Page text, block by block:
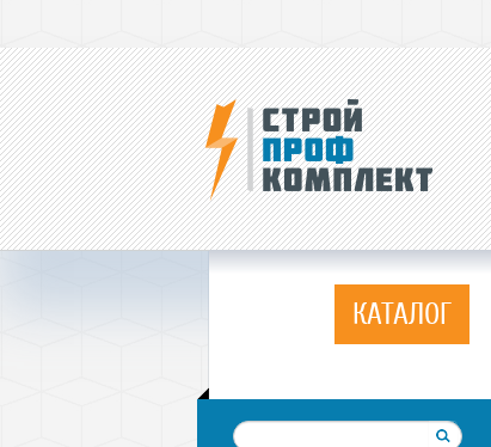
КАТАЛОГ